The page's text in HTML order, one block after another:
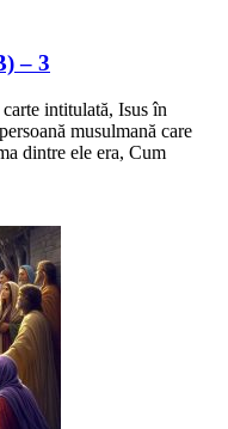
– 3
intitulată, Isus în
musulmană care
dintre ele era, Cum